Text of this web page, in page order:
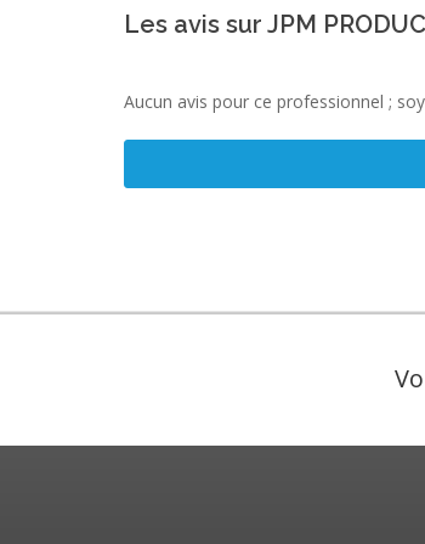
Les avis sur JPM
Aucun avis pour ce professionnel ;